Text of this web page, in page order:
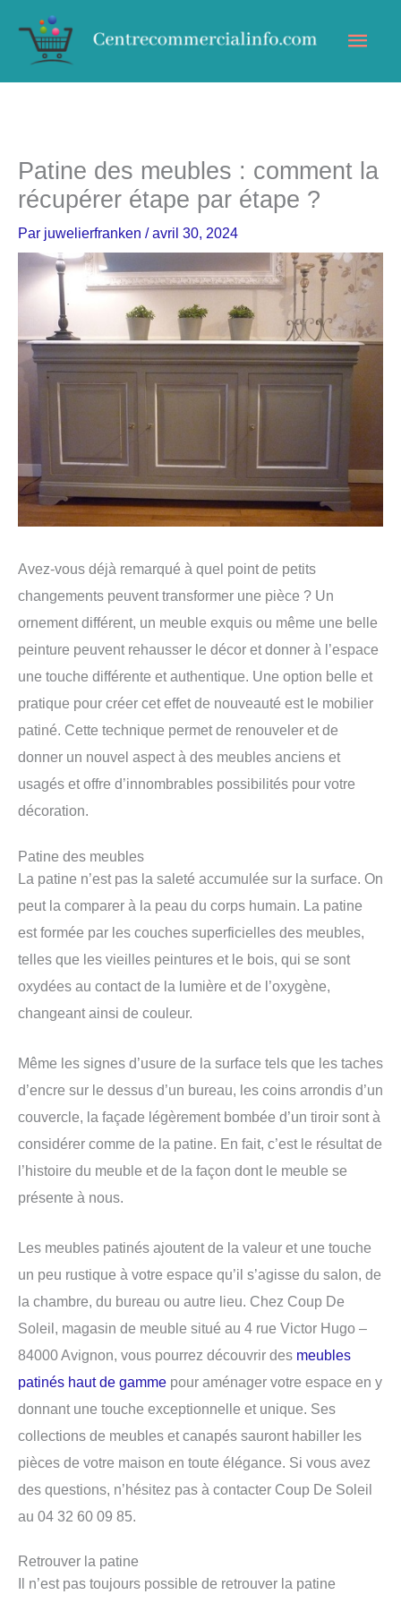
contenu
Patine des meubles : comment la
récupérer étape par étape ?
Par juwelierfranken /avril 30, 2024
Avez-vous déjà remarqué à quel point de petits
changements peuvent transformer une pièce ? Un
ornement différent, un meuble exquis ou même une belle
peinture peuvent rehausser le décor et donner à l’espace
une touche différente et authentique. Une option belle et
pratique pour créer cet effet de nouveauté est le mobilier
patiné. Cette technique permet de renouveler et de
donner un nouvel aspect à des meubles anciens et
usagés et offre d’innombrables possibilités pour votre
décoration.
Patine des meubles
La patine n’est pas la saleté accumulée sur la surface. On
peut la comparer à la peau du corps humain. La patine
est formée par les couches superficielles des meubles,
telles que les vieilles peintures et le bois, qui se sont
oxydées au contact de la lumière et de l’oxygène,
changeant ainsi de couleur.
Même les signes d’usure de la surface tels que les taches
d’encre sur le dessus d’un bureau, les coins arrondis d’un
couvercle, la façade légèrement bombée d’un tiroir sont à
considérer comme de la patine. En fait, c’est le résultat de
l’histoire du meuble et de la façon dont le meuble se
présente à nous.
Les meubles patinés ajoutent de la valeur et une touche
un peu rustique à votre espace qu’il s’agisse du salon, de
la chambre, du bureau ou autre lieu. Chez Coup De
Soleil, magasin de meuble situé au 4 rue Victor Hugo –
84000 Avignon, vous pourrez découvrir des meubles
patinés haut de gamme pour aménager votre espace en y
donnant une touche exceptionnelle et unique. Ses
collections de meubles et canapés sauront habiller les
pièces de votre maison en toute élégance. Si vous avez
des questions, n’hésitez pas à contacter Coup De Soleil
au 04 32 60 09 85.
Retrouver la patine
Il n’est pas toujours possible de retrouver la patine